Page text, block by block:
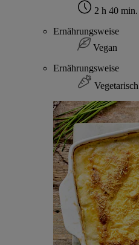
2 h 40 min.
Ernährungsweise
Vegan
Ernährungsweise
Vegetarisch